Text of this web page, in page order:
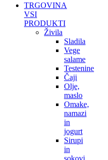
TRGOVINA
VSI
PRODUKTI
Živila
Sladila
Vege
salame
Testenine
Čaji
Olje,
maslo
Omake,
namazi
in
jogurt
Sirupi
in
sokovi